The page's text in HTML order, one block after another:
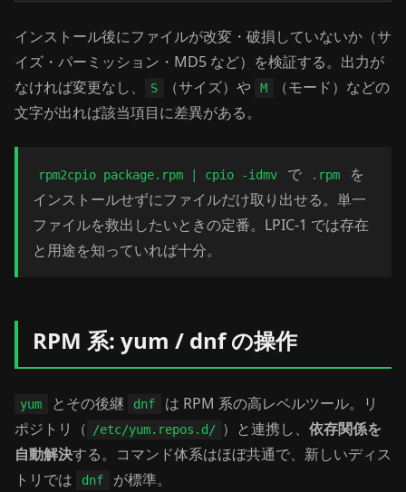
インストール後にファイルが改変・破損していないか（サ
イズ・パーミッション・MD5 など）を検証する。出力が
なければ変更なし、
S （サイズ）や M
（モード）などの
文字が出れば該当項目に差異がある。
rpm2cpio package.rpm | cpio -idmv で .rpm
を
インストールせずにファイルだけ取り出せる。単一
ファイルを救出したいときの定番。LPIC-1 では存在
と用途を知っていれば十分。
RPM 系: yum / dnf の操作
yum とその後継 dnf
は RPM 系の高レベルツール。リ
ポジトリ（
/etc/yum.repos.d/ ）と連携し、 依存関係を
自動解決する。コマンド体系はほぼ共通で、新しいディス
トリでは
dnf が標準。